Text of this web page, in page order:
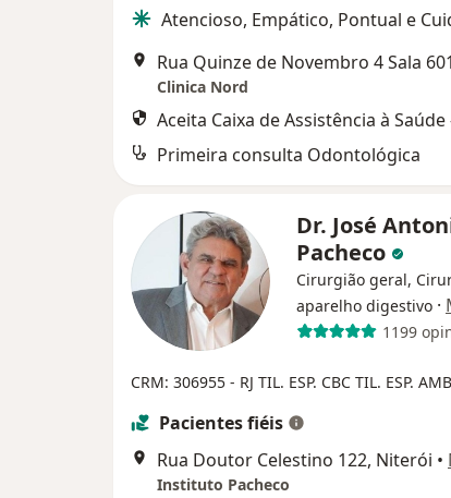
Atencioso, Empático, Pontual e
Clinica Nord
Aceita Caixa de Assistência à Saúde
Primeira consulta Odontológica
Dr. José
Pacheco
Cirurgião geral,
aparelho digestivo ·
1199
CRM: 306955 - RJ TIL. ESP. CBC TIL. ESP.
Pacientes fiéis
Rua Doutor Celestino 122, Niterói •
Instituto Pacheco